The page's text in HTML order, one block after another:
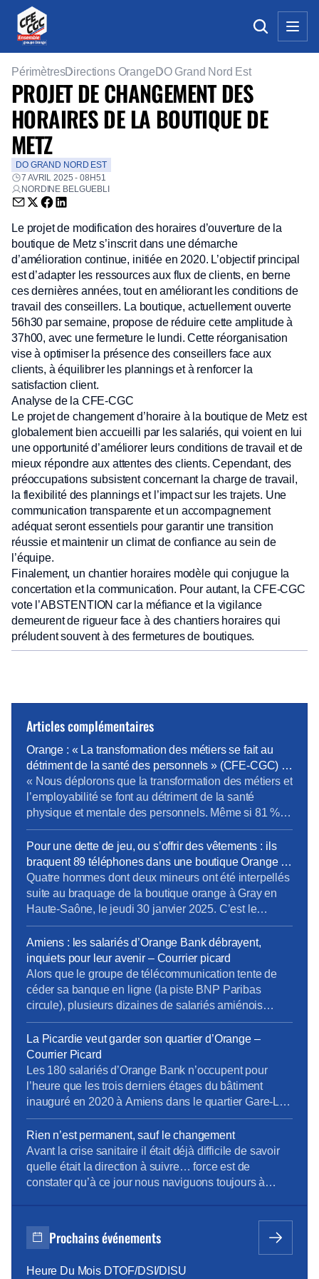
PérimètresDirections Orange DO Grand Nord Est
PROJET DE CHANGEMENT DES
HORAIRES DE LA BOUTIQUE DE
METZ
DO GRAND NORD EST
7 AVRIL 2025 - 08H51
NORDINE BELGUEBLI
Envoyer par email (nouvelle fenêtre)
Partager sur Twitter (nouvelle fenêtre)
Partager sur Facebook (nouvelle fenêtre)
Partager sur LinkedIn (nouvelle fenêtre)
Le projet de modification des horaires d’ouverture de la
boutique de Metz s’inscrit dans une démarche
d’amélioration continue, initiée en 2020. L’objectif principal
est d’adapter les ressources aux flux de clients, en berne
ces dernières années, tout en améliorant les conditions de
travail des conseillers. La boutique, actuellement ouverte
56h30 par semaine, propose de réduire cette amplitude à
37h00, avec une fermeture le lundi. Cette réorganisation
vise à optimiser la présence des conseillers face aux
clients, à équilibrer les plannings et à renforcer la
satisfaction client.
Analyse de la CFE-CGC
Le projet de changement d’horaire à la boutique de Metz est
globalement bien accueilli par les salariés, qui voient en lui
une opportunité d’améliorer leurs conditions de travail et de
mieux répondre aux attentes des clients. Cependant, des
préoccupations subsistent concernant la charge de travail,
la flexibilité des plannings et l’impact sur les trajets. Une
communication transparente et un accompagnement
adéquat seront essentiels pour garantir une transition
réussie et maintenir un climat de confiance au sein de
l’équipe.
Finalement, un chantier horaires modèle qui conjugue la
concertation et la communication. Pour autant, la CFE-CGC
vote l’ABSTENTION car la méfiance et la vigilance
demeurent de rigueur face à des chantiers horaires qui
préludent souvent à des fermetures de boutiques.
Articles complémentaires
Orange : « La transformation des métiers se fait au
détriment de la santé des personnels » (CFE-CGC) –
News tank RH Management
« Nous déplorons que la transformation des métiers et
l’employabilité se font au détriment de la santé
physique et mentale des personnels. Même si 81 %
des formations portent sur les compétences métier,
force est de constater que notre bassin d’emploi est
“pauvre” en opportunités d’évolution vers les métiers
de l’IA, de la data, du cloud et […]
Pour une dette de jeu, ou s’offrir des vêtements : ils
braquent 89 téléphones dans une boutique Orange –
France 3 région
Quatre hommes dont deux mineurs ont été interpellés
suite au braquage de la boutique orange à Gray en
Haute-Saône, le jeudi 30 janvier 2025. C’est le
second braquage subi par ce magasin. Deux des
malfrats viennent d’être condamnés. Des hommes
cagoulés. La scène dure quelques minutes à peine.
Jeudi 30 janvier vers 10h, quatre individus […]
Amiens : les salariés d’Orange Bank débrayent,
inquiets pour leur avenir – Courrier picard
Alors que le groupe de télécommunication tente de
céder sa banque en ligne (la piste BNP Paribas
circule), plusieurs dizaines de salariés amiénois
d’Orange Bank ont cessé le travail, mardi 27 juin
2023, en fin de matinée. […]Mardi 27 juin, plusieurs
dizaines de salariés, inquiets du devenir de
l’entreprise et du manque d’informations concernant
leur […]
La Picardie veut garder son quartier d’Orange –
Courrier Picard
Les 180 salariés d’Orange Bank n’occupent pour
l’heure que les trois derniers étages du bâtiment
inauguré en 2020 à Amiens dans le quartier Gare-La-
Vallée. Sébastien Crozier, président national du
syndicat CFE-CGC d’Orange, était ce jeudi de
passage à Amiens pour rencontrer les salariés et
évoquer quelques dossiers locaux. Alors que les
services et les effectifs […]
Rien n’est permanent, sauf le changement
Avant la crise sanitaire il était déjà difficile de savoir
quelle était la direction à suivre… force est de
constater qu’à ce jour nous naviguons toujours à
changer le pansement ! Envie d’en savoir davantage
? […]Prochains événements
Heure Du Mois DTOF/DSI/DISU